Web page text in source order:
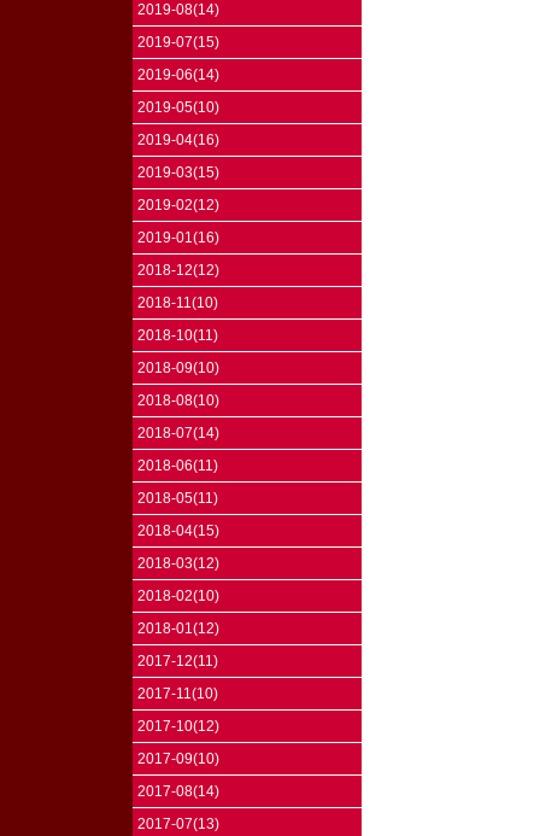
2019-08(14)
2019-07(15)
2019-06(14)
2019-05(10)
2019-04(16)
2019-03(15)
2019-02(12)
2019-01(16)
2018-12(12)
2018-11(10)
2018-10(11)
2018-09(10)
2018-08(10)
2018-07(14)
2018-06(11)
2018-05(11)
2018-04(15)
2018-03(12)
2018-02(10)
2018-01(12)
2017-12(11)
2017-11(10)
2017-10(12)
2017-09(10)
2017-08(14)
2017-07(13)